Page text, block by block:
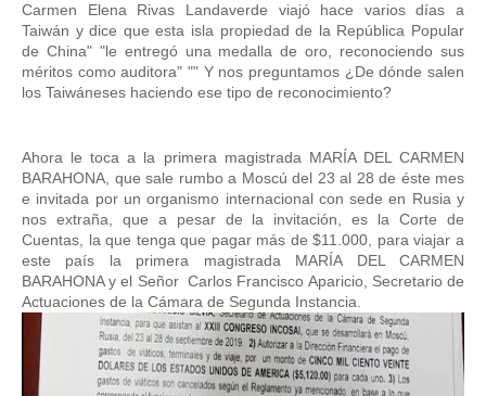
Carmen Elena Rivas Landaverde viajó hace varios días a
Taiwán y dice que esta isla propiedad de la República Popular
de China" "le entregó una medalla de oro, reconociendo sus
méritos como auditora" "" Y nos preguntamos ¿De dónde salen
los Taiwáneses haciendo ese tipo de reconocimiento?
Ahora le toca a la primera magistrada MARÍA DEL CARMEN
BARAHONA, que sale rumbo a Moscú del 23 al 28 de éste mes
e invitada por un organismo internacional con sede en Rusia y
nos extraña, que a pesar de la invitación, es la Corte de
Cuentas, la que tenga que pagar más de $11.000, para viajar a
este país la primera magistrada MARÍA DEL CARMEN
BARAHONA y el Señor  Carlos Francisco Aparicio, Secretario de
Actuaciones de la Cámara de Segunda Instancia.